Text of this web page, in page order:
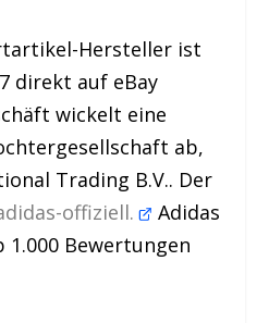
Hersteller ist
direkt auf eBay
wickelt eine
ab,
Trading B.V.. Der
offiziell.
Adidas
Bewertungen